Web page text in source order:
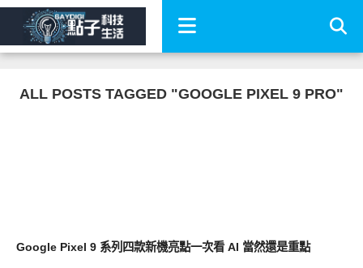
ALL POSTS TAGGED "GOOGLE PIXEL 9 PRO"
Google Pixel 9 系列四款新機亮點一次看 AI 當然還是重點